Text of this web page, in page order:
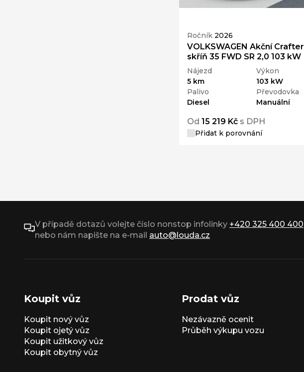
Ročník 2026
VOLKSWAGEN Akční Crafter
skříň 35 FWD SR 2,0 103 kW
Nájezd
5 km
Výkon
103 kW
Palivo
Diesel
Převodovka
Manuální
Od 15 219 Kč s DPH
Přidat k porovnání
V případě dotazů volejte číslo nonstop infolinky +420 325 400 400
nebo nám napište na e-mail auto@louda.cz
Koupit vůz
Koupit nový vůz
Koupit ojetý vůz
Koupit užitkový vůz
Koupit obytný vůz
Prodat vůz
Nezávazně ocenit
Průběh výkupu vozu